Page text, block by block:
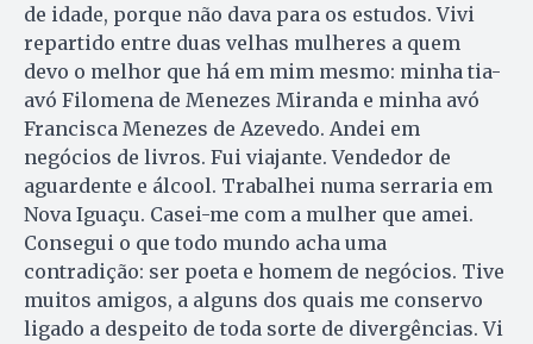
de idade, porque não dava para os estudos. Vivi
repartido entre duas velhas mulheres a quem
devo o melhor que há em mim mesmo: minha tia-
avó Filomena de Menezes Miranda e minha avó
Francisca Menezes de Azevedo. Andei em
negócios de livros. Fui viajante. Vendedor de
aguardente e álcool. Trabalhei numa serraria em
Nova Iguaçu. Casei-me com a mulher que amei.
Consegui o que todo mundo acha uma
contradição: ser poeta e homem de negócios. Tive
muitos amigos, a alguns dos quais me conservo
ligado a despeito de toda sorte de divergências. Vi